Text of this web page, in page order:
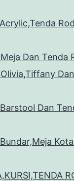
Dan Tenda
Dan